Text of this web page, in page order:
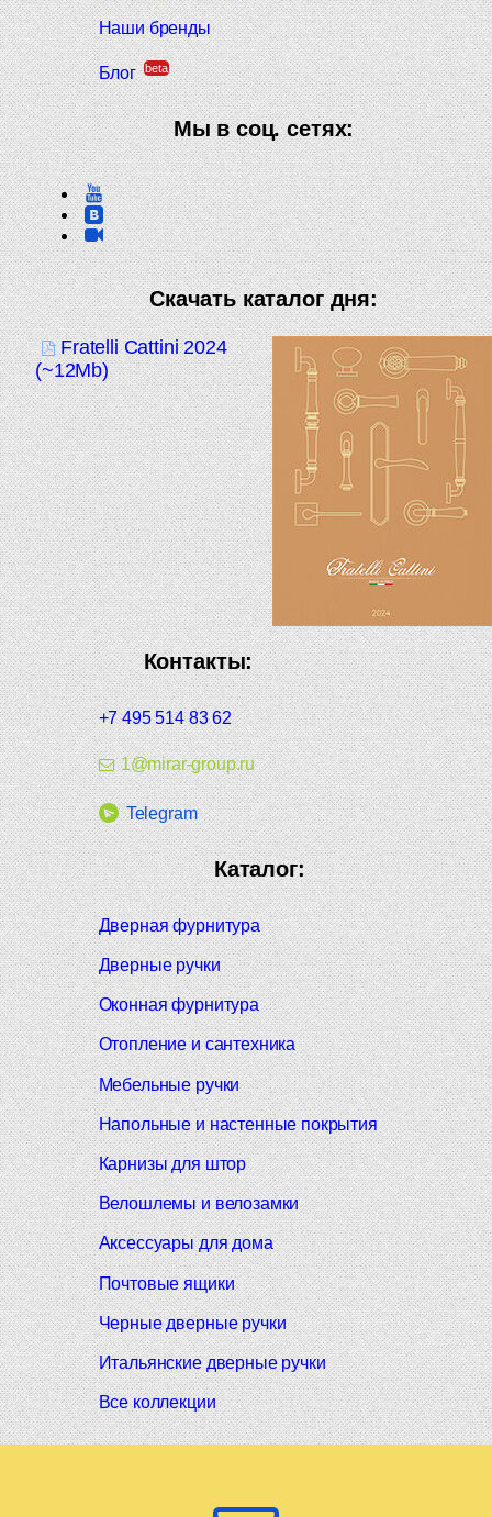
Наши бренды
Блог beta
Мы в соц. сетях:
Скачать каталог дня:
Fratelli Cattini 2024
(~12Mb)
Контакты:
+7 495 514 83 62
1@mirar-group.ru
Telegram
Каталог:
Дверная фурнитура
Дверные ручки
Оконная фурнитура
Отопление и сантехника
Мебельные ручки
Напольные и настенные покрытия
Карнизы для штор
Велошлемы и велозамки
Аксессуары для дома
Почтовые ящики
Черные дверные ручки
Итальянские дверные ручки
Все коллекции